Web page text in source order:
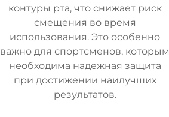
контуры рта, что снижает риск
смещения во время
использования. Это особенно
важно для спортсменов, которым
необходима надежная защита
при достижении наилучших
результатов.